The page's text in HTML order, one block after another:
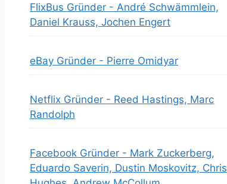
FlixBus Gründer - André Schwämmlein,
Daniel Krauss, Jochen Engert
eBay Gründer - Pierre Omidyar
Netflix Gründer - Reed Hastings, Marc
Randolph
Facebook Gründer - Mark Zuckerberg,
Eduardo Saverin, Dustin Moskovitz, Chris